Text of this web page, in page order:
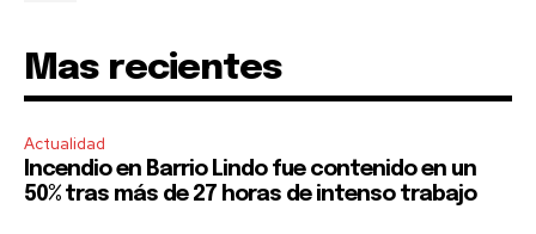
Mas recientes
Actualidad
Incendio en Barrio Lindo fue contenido en un
50% tras más de 27 horas de intenso trabajo